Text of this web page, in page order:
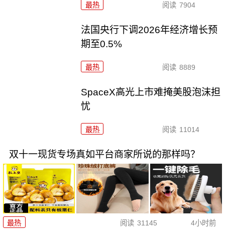
最热 阅读 7904
法国央行下调2026年经济增长预
期至0.5%
最热 阅读 8889
SpaceX高光上市难掩美股泡沫担
忧
最热 阅读 11014
双十一现货专场真如平台商家所说的那样吗？
最热 阅读 31145 4小时前